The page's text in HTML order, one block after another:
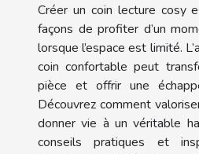
Créer un coin lecture cosy
façons de profiter d’un
lorsque l’espace est limité.
coin confortable peut
pièce et offrir une
Découvrez comment
donner vie à un véritable
conseils pratiques et